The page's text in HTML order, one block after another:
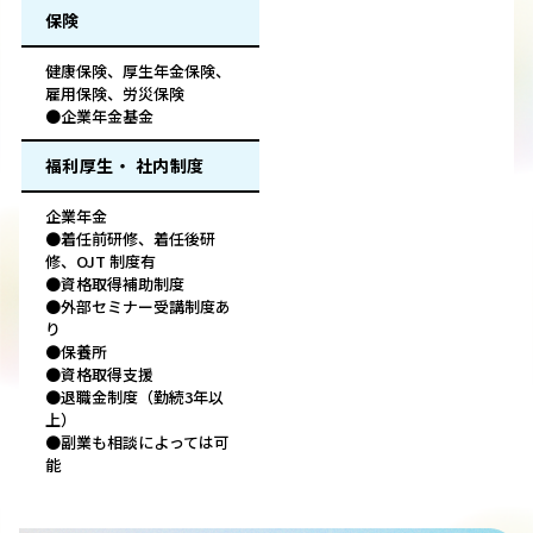
保険
健康保険、厚生年金保険、
雇用保険、労災保険
●企業年金基金
福利厚生・ 社内制度
企業年金
●着任前研修、着任後研
修、OJT 制度有
●資格取得補助制度
●外部セミナー受講制度あ
り
●保養所
●資格取得支援
●退職金制度（勤続3年以
上）
●副業も相談によっては可
能